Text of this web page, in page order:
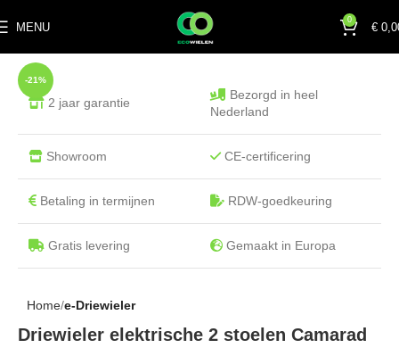
MENU
0
€
-21%
2 jaar garantie
Bezorgd in heel
Nederland
Showroom CE-certificering
Betaling in termijnen RDW-goedkeuring
Gratis levering Gemaakt in Europa
Home e-Driewieler
Driewieler elektrische 2 stoelen Camarad